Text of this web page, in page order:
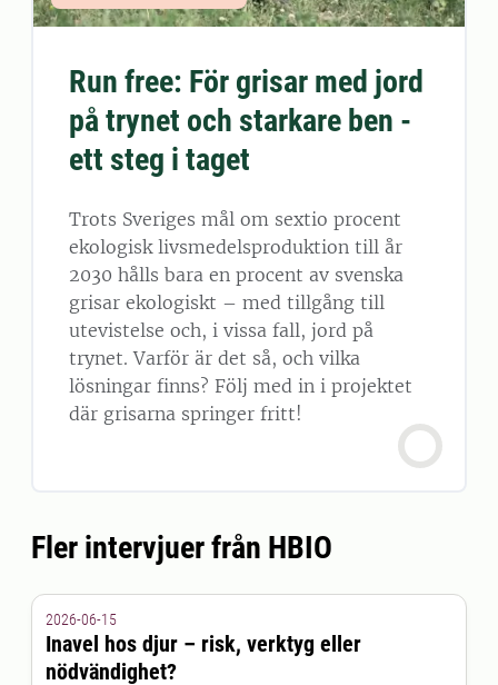
Run free: För grisar med jord
på trynet och starkare ben -
ett steg i taget
Trots Sveriges mål om sextio procent
ekologisk livsmedelsproduktion till år
2030 hålls bara en procent av svenska
grisar ekologiskt – med tillgång till
utevistelse och, i vissa fall, jord på
trynet. Varför är det så, och vilka
lösningar finns? Följ med in i projektet
där grisarna springer fritt!
Fler intervjuer från HBIO
2026-06-15
Inavel hos djur – risk, verktyg eller
nödvändighet?